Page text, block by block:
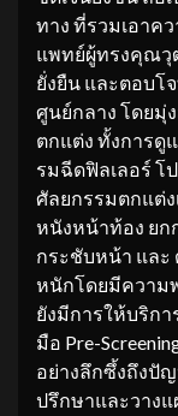
ทาง ที่รวมเอาค
แพทย์ผู้ทรงคุณวุ
ยั่งยืน และตอบโ
ศูนย์กลาง โดยมุ่
ตกแต่ง ทั้งการดู
รมฉีดฟิลเลอร์ โ
ศัลยกรรมตกแต่
หนังหน้าท้อง ยก
กระชับหน้า และ
หนักโดยมีความ
ยังมีการให้บริกา
มือ Pre-
อย่างลึกซึ้งถึงปั
ปรึกษาและวาง